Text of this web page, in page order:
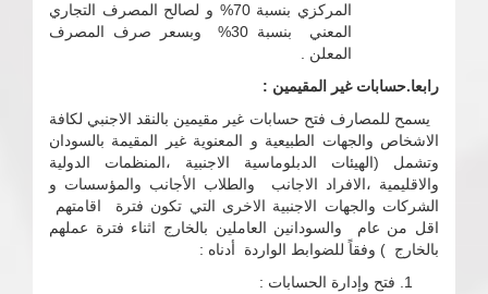
المركزي بنسبة 70% و لصالح المصرف التجاري
المعني بنسبة 30% وبسعر صرف المصرف
المعلن .
رابعا.حسابات غير المقيمين :
يسمح للمصارف فتح حسابات غير مقيمين بالنقد الاجنبي لكافة
الاشخاص والجهات الطبيعية و المعنوية غير المقيمة بالسودان
وتشمل (الهيئات الدبلوماسية الاجنبية ،المنظمات الدولية
والاقليمية ،الافراد الاجانب والطلاب الأجانب والمؤسسات و
الشركات والجهات الاجنبية الاخرى التي تكون فترة اقامتهم
اقل من عام والسودانين العاملين بالخارج اثناء فترة عملهم
بالخارج ) وفقاً للضوابط الواردة أدناه :
فتح وإدارة الحسابات :